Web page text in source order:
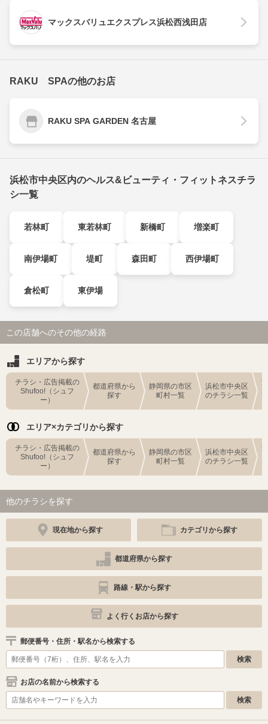
マックスバリュエクスプレス浜松西浅田店
RAKU SPAの他のお店
RAKU SPA GARDEN 名古屋
浜松市中央区内のヘルス&ビューティ・フィットネスチラ
シ一覧
若林町 東若林町 新橋町 増楽町
南伊場町 堤町 森田町 西伊場町
倉松町 東伊場
この店舗へのその他の経路
エリアから探す
チラシ・広告掲載の
Shufoo!（シュフ
ー）
都道府県から
探す
静岡県の市区
町村一覧
浜松市中央区
のチラシ一覧
エリア×カテゴリから探す
チラシ・広告掲載の
Shufoo!（シュフ
ー）
都道府県から
探す
静岡県の市区
町村一覧
浜松市中央区
のチラシ一覧
他のチラシを探す
現在地から探す カテゴリから探す
都道府県から探す
路線・駅から探す
よく行くお店から探す
郵便番号・住所・駅名から検索する
お店の名前から検索する